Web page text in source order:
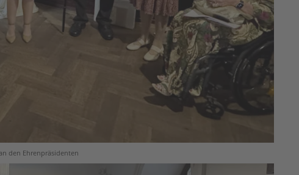
den Ehrenpräsidenten